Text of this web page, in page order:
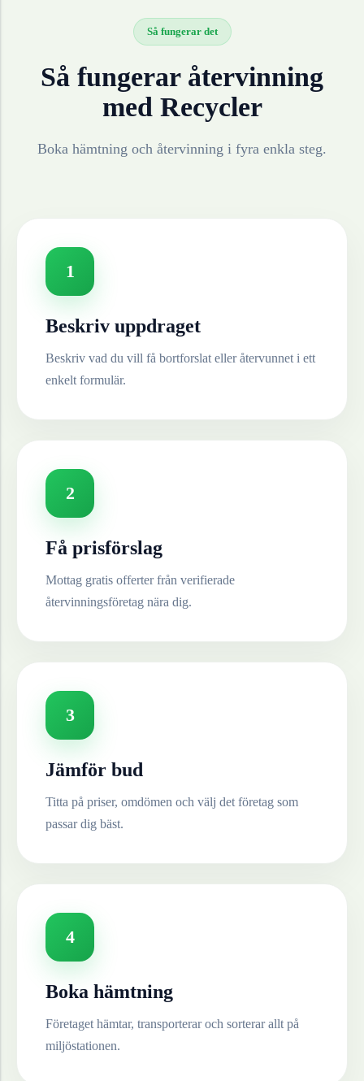
Så fungerar det
Så fungerar återvinning
med Recycler
Boka hämtning och återvinning i fyra enkla steg.
1
Beskriv uppdraget
Beskriv vad du vill få bortforslat eller återvunnet i ett
enkelt formulär.
2
Få prisförslag
Mottag gratis offerter från verifierade
återvinningsföretag nära dig.
3
Jämför bud
Titta på priser, omdömen och välj det företag som
passar dig bäst.
4
Boka hämtning
Företaget hämtar, transporterar och sorterar allt på
miljöstationen.